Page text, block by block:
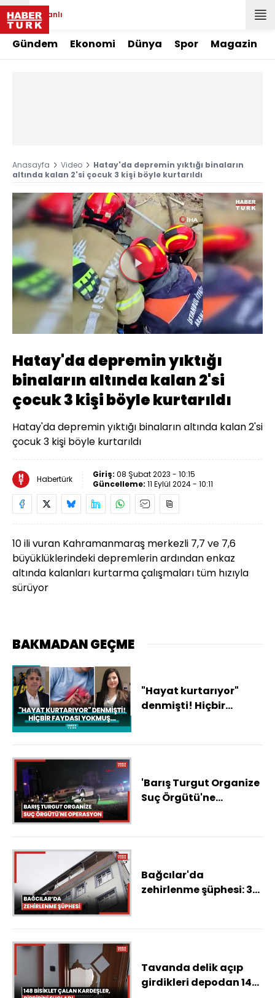
Canlı
Gündem Ekonomi Dünya Spor Magazin
Anasayfa Video
Hatay'da depremin yıktığı binaların
altında kalan 2'si çocuk 3 kişi böyle kurtarıldı
Videoyu
Oynat
Hatay'da depremin yıktığı
binaların altında kalan 2'si
çocuk 3 kişi böyle kurtarıldı
Hatay'da depremin yıktığı binaların altında kalan 2'si
çocuk 3 kişi böyle kurtarıldı
Habertürk Giriş: 08 Şubat 2023 - 10:15
Güncelleme: 11 Eylül 2024 - 10:11
10 ili vuran Kahramanmaraş merkezli 7,7 ve 7,6
büyüklüklerindeki depremlerin ardından enkaz
altında kalanları kurtarma çalışmaları tüm hızıyla
sürüyor
BAKMADAN GEÇME
"Hayat kurtarıyor"
denmişti! Hiçbir
'Barış Turgut Organize
Suç Örgütü'ne
Bağcılar'da
zehirlenme şüphesi: 3
Tavanda delik açıp
girdikleri depodan 148